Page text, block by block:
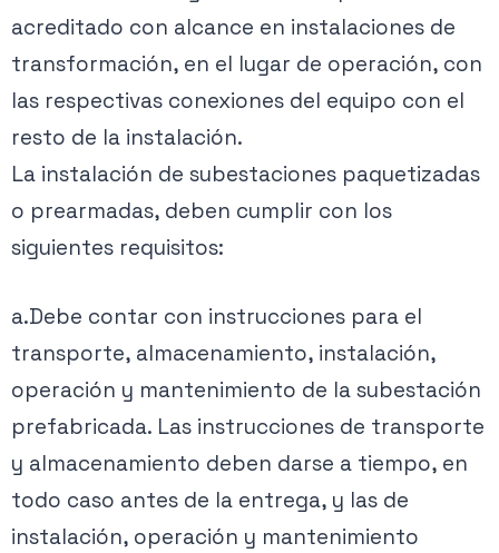
acreditado con alcance en instalaciones de
transformación, en el lugar de operación, con
las respectivas conexiones del equipo con el
resto de la instalación.
La instalación de subestaciones paquetizadas
o prearmadas, deben cumplir con los
siguientes requisitos:
a.Debe contar con instrucciones para el
transporte, almacenamiento, instalación,
operación y mantenimiento de la subestación
prefabricada. Las instrucciones de transporte
y almacenamiento deben darse a tiempo, en
todo caso antes de la entrega, y las de
instalación, operación y mantenimiento